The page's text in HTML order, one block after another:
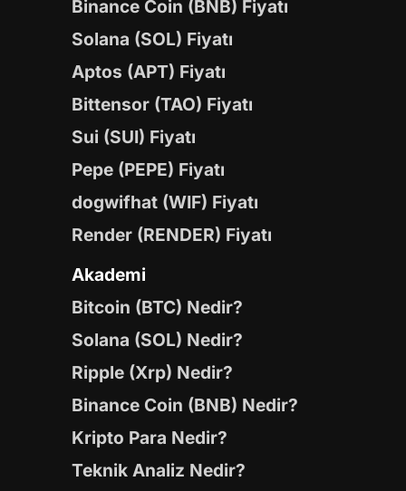
Binance Coin (BNB) Fiyatı
Solana (SOL) Fiyatı
Aptos (APT) Fiyatı
Bittensor (TAO) Fiyatı
Sui (SUI) Fiyatı
Pepe (PEPE) Fiyatı
dogwifhat (WIF) Fiyatı
Render (RENDER) Fiyatı
Akademi
Bitcoin (BTC) Nedir?
Solana (SOL) Nedir?
Ripple (Xrp) Nedir?
Binance Coin (BNB) Nedir?
Kripto Para Nedir?
Teknik Analiz Nedir?